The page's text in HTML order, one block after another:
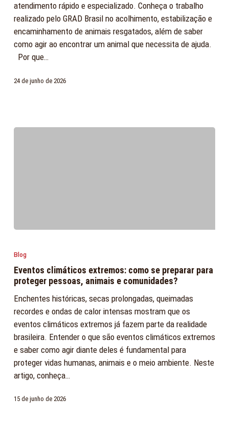
sede
do
GRAD
Brasil:
de
atendimento rápido e especializado. Conheça o trabalho
realizado pelo GRAD Brasil no acolhimento, estabilização e
encaminhamento de animais resgatados, além de saber
como agir ao encontrar um animal que necessita de ajuda.
Por que…
24 de junho de 2026
extremos:
como
se
preparar
para
proteger
pessoas,
animais
e
comunidades?
Blog
Eventos climáticos extremos: como se preparar para
proteger pessoas, animais e comunidades?
Enchentes históricas, secas prolongadas, queimadas
recordes e ondas de calor intensas mostram que os
eventos climáticos extremos já fazem parte da realidade
brasileira. Entender o que são eventos climáticos extremos
e saber como agir diante deles é fundamental para
proteger vidas humanas, animais e o meio ambiente. Neste
artigo, conheça…
15 de junho de 2026